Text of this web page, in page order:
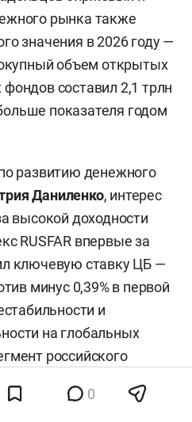
рынка также
значения в 2026 году —
объем открытых
составил 2,1 трлн
показателя годом
развитию денежного
Даниленко, интерес
высокой доходности
RUSFAR впервые за
ключевую ставку ЦБ —
минус 0,39% в первой
и
на глобальных
российского
по доходности и
0